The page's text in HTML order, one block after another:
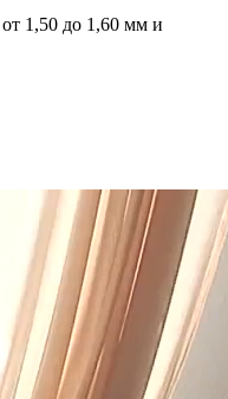
1,50 до 1,60 мм и